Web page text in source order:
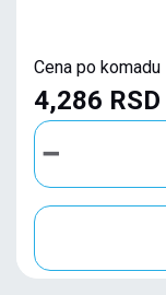
Cena po komadu
4,286 RSD